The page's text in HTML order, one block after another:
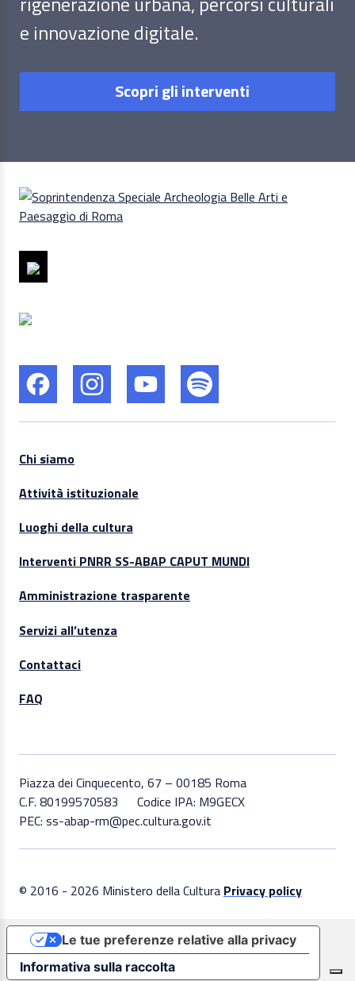
e innovazione digitale.
Scopri gli interventi
Chi siamo
Attività istituzionale
Luoghi della cultura
Interventi PNRR SS-ABAP CAPUT MUNDI
Amministrazione trasparente
Servizi all’utenza
Contattaci
FAQ
Piazza dei Cinquecento, 67 – 00185 Roma
C.F. 80199570583
Codice IPA: M9GECX
PEC: ss-abap-rm@pec.cultura.gov.it
© 2016 - 2026 Ministero della Cultura Privacy policy
Informativa sulla raccolta
Le tue preferenze relative alla privacy